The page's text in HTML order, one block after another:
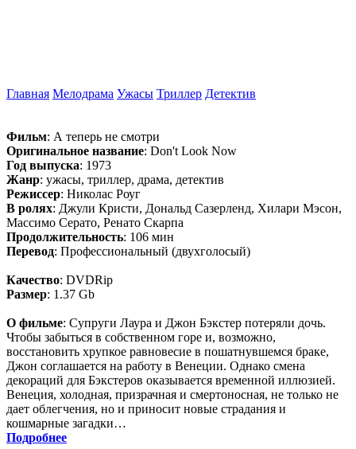
Главная Мелодрама Ужасы Триллер Детектив
Фильм: А теперь не смотри
Оригинальное название: Don't Look Now
Год выпуска: 1973
Жанр: ужасы, триллер, драма, детектив
Режиссер: Николас Роуг
В ролях: Джули Кристи, Дональд Сазерленд, Хилари Мэсон,
Массимо Серато, Ренато Скарпа
Продолжительность: 106 мин
Перевод: Профессиональный (двухголосый)
Качество: DVDRip
Размер: 1.37 Gb
О фильме: Супруги Лаура и Джон Бэкстер потеряли дочь.
Чтобы забыться в собственном горе и, возможно,
восстановить хрупкое равновесие в пошатнувшемся браке,
Джон соглашается на работу в Венеции. Однако смена
декораций для Бэкстеров оказывается временной иллюзией.
Венеция, холодная, призрачная и смертоносная, не только не
дает облегчения, но и приносит новые страдания и
кошмарные загадки…
Подробнее